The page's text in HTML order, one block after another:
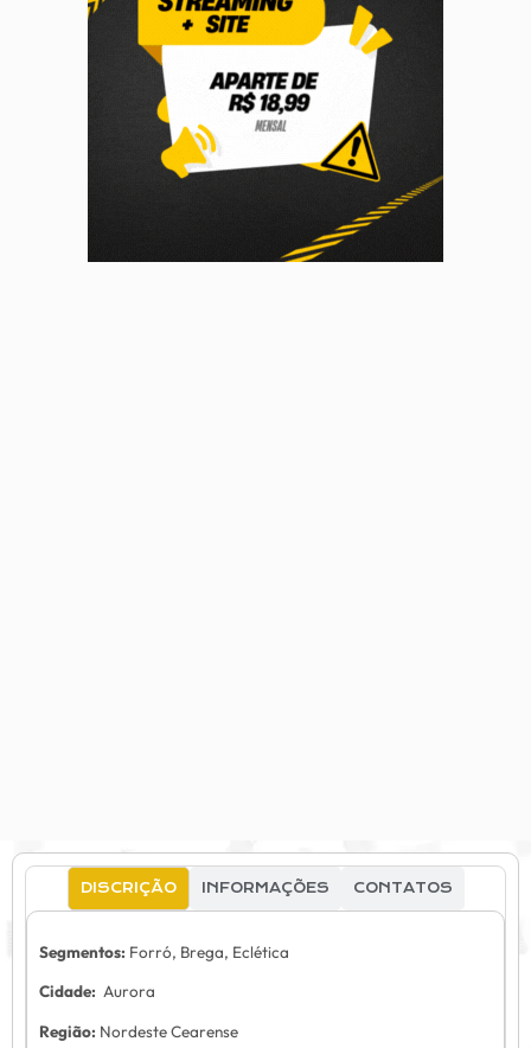
DISCRIÇÃO INFORMAÇÕES CONTATOS
Segmentos: Forró, Brega, Eclética
Cidade: Aurora
Região: Nordeste Cearense